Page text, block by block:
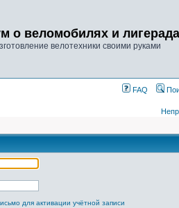
о веломобилях и
велотехники своими руками
FAQ
для активации учётной записи